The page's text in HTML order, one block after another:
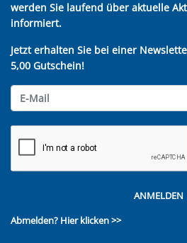
werden Sie laufend über aktuelle
informiert.
Jetzt erhalten Sie bei einer
5,00 Gutschein!
ANMELDEN
Abmelden? Hier klicken >>